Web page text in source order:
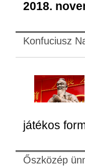
2018.
Konfuciusz
játékos
Őszközép